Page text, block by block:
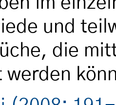
und
die
werden